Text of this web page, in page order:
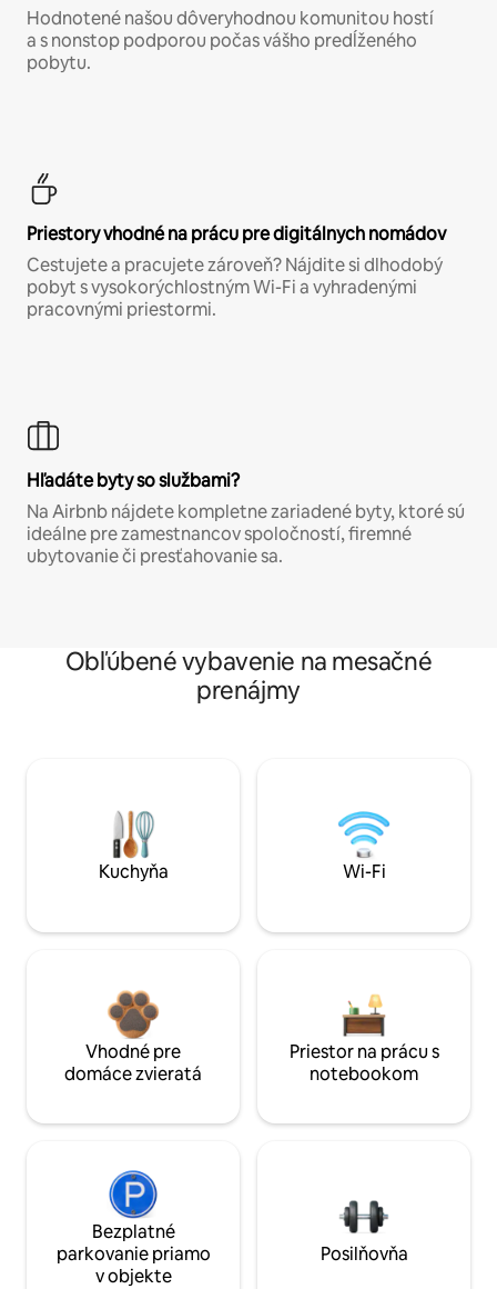
Hodnotené našou dôveryhodnou komunitou hostí
a s nonstop podporou počas vášho predĺženého
pobytu.
Priestory vhodné na prácu pre digitálnych nomádov
Cestujete a pracujete zároveň? Nájdite si dlhodobý
pobyt s vysokorýchlostným Wi-Fi a vyhradenými
pracovnými priestormi.
Hľadáte byty so službami?
Na Airbnb nájdete kompletne zariadené byty, ktoré sú
ideálne pre zamestnancov spoločností, firemné
ubytovanie či presťahovanie sa.
Obľúbené vybavenie na mesačné
prenájmy
Kuchyňa Wi-Fi
Vhodné pre
domáce zvieratá
Priestor na prácu s
notebookom
Bezplatné
parkovanie priamo
v objekte
Posilňovňa